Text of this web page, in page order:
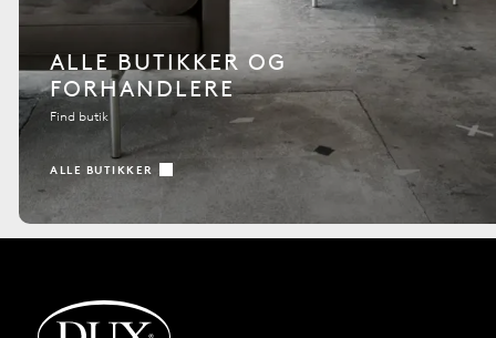
ALLE BUTIKKER OG
FORHANDLERE
Find butik
ALLE BUTIKKER